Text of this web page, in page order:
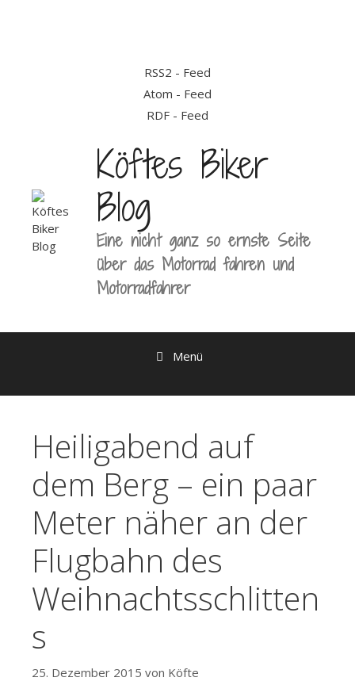
RSS2 - Feed
Atom - Feed
RDF - Feed
Köftes Biker
Blog
Eine nicht ganz so ernste Seite
über das Motorrad fahren und
Motorradfahrer
Menü
Heiligabend auf
dem Berg – ein paar
Meter näher an der
Flugbahn des
Weihnachtsschlitten
s
25. Dezember 2015 von Köfte